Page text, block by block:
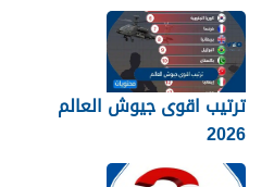
ترتيب اقوى جيوش العالم
2026